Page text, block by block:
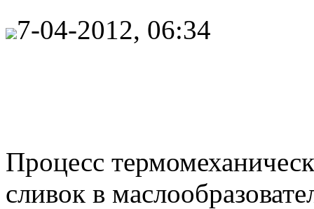
7-04-2012, 06:34
Процесс
сливок в